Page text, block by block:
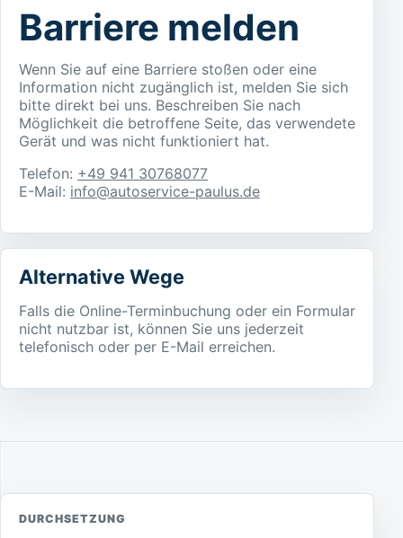
Barriere melden
Wenn Sie auf eine Barriere stoßen oder eine
Information nicht zugänglich ist, melden Sie sich
bitte direkt bei uns. Beschreiben Sie nach
Möglichkeit die betroffene Seite, das verwendete
Gerät und was nicht funktioniert hat.
Telefon: +49 941 30768077
E-Mail: info@autoservice-paulus.de
Alternative Wege
Falls die Online-Terminbuchung oder ein Formular
nicht nutzbar ist, können Sie uns jederzeit
telefonisch oder per E-Mail erreichen.
DURCHSETZUNG